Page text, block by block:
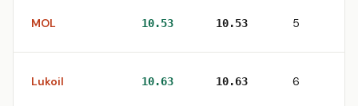
MOL 10.53 10.53 5
Lukoil 10.63 10.63 6